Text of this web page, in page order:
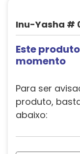
Inu-Yasha #
Este
momento
Para ser
produto,
abaixo: